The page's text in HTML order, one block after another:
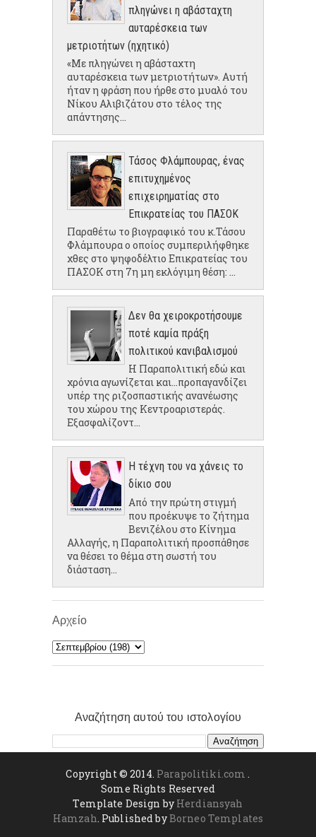
πληγώνει η αβάσταχτη
αυταρέσκεια των
μετριοτήτων (ηχητικό)
«Με πληγώνει η αβάσταχτη
αυταρέσκεια των μετριοτήτων». Αυτή
ήταν η φράση που ήρθε στο μυαλό του
Νίκου Αλιβιζάτου στο τέλος της
απάντησης...
Τάσος Φλάμπουρας, ένας
επιτυχημένος
επιχειρηματίας στο
Επικρατείας του ΠΑΣΟΚ
Παραθέτω το βιογραφικό του κ.Τάσου
Φλάμπουρα ο οποίος συμπεριλήφθηκε
χθες στο ψηφοδέλτιο Επικρατείας του
ΠΑΣΟΚ στη 7η μη εκλόγιμη θέση: ...
Δεν θα χειροκροτήσουμε
ποτέ καμία πράξη
πολιτικού κανιβαλισμού
Η Παραπολιτική εδώ και
χρόνια αγωνίζεται και...προπαγανδίζει
υπέρ της ριζοσπαστικής ανανέωσης
του χώρου της Κεντροαριστεράς.
Εξασφαλίζοντ...
Η τέχνη του να χάνεις το
δίκιο σου
Από την πρώτη στιγμή
που προέκυψε το ζήτημα
Βενιζέλου στο Κίνημα
Αλλαγής, η Παραπολιτική προσπάθησε
να θέσει το θέμα στη σωστή του
διάσταση...
Αρχείο
Αναζήτηση αυτού του ιστολογίου
Copyright © 2014. Parapolitiki.com .
Some Rights Reserved
Template Design by Herdiansyah
Hamzah. Published byBorneo Templates